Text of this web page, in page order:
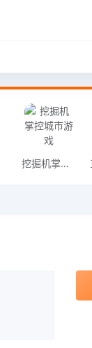
挖掘机掌控城市游戏